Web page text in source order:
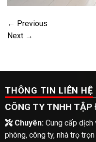
← Previous
Next →
THÔNG TIN LIÊN HỆ
CÔNG TY TNHH TẬP
Chuyên:Cung cấp dịch
phòng, công ty, nhà trọ